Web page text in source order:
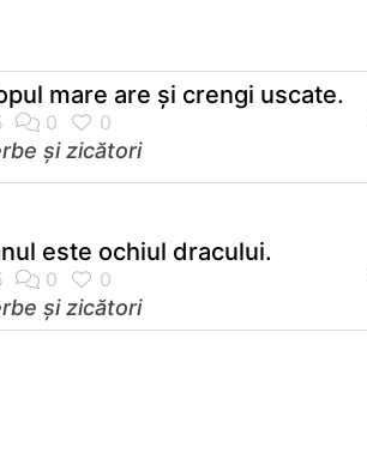
mare are şi crengi uscate.
și zicători
este ochiul dracului.
și zicători